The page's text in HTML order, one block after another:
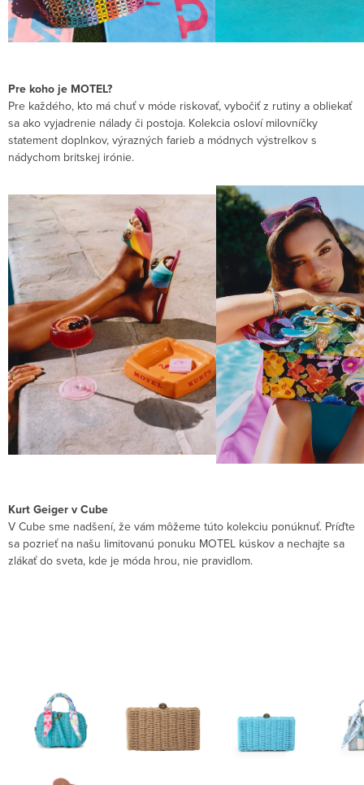
Pre koho je MOTEL?
Pre každého, kto má chuť v móde riskovať, vybočiť z rutiny a obliekať
sa ako vyjadrenie nálady či postoja. Kolekcia osloví milovníčky
statement doplnkov, výrazných farieb a módnych výstrelkov s
nádychom britskej irónie.
Kurt Geiger v Cube
V Cube sme nadšení, že vám môžeme túto kolekciu ponúknuť. Príďte
sa pozrieť na našu limitovanú ponuku MOTEL kúskov a nechajte sa
zlákať do sveta, kde je móda hrou, nie pravidlom.